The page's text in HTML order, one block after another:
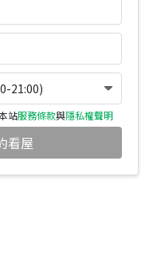
21:00)
站服務條款與隱私權聲明
看屋